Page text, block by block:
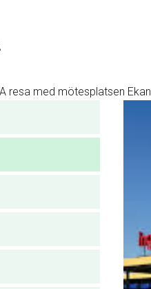
resa med mötesplatsen Ekan